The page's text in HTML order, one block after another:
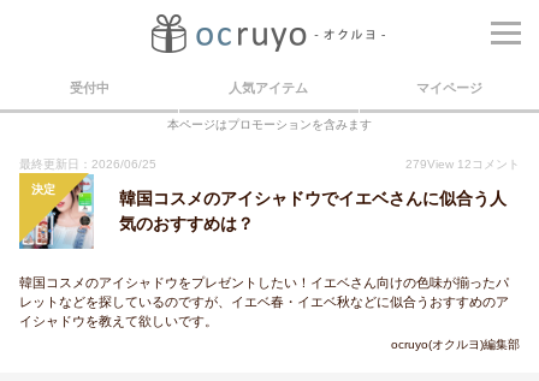
受付中 人気アイテム マイページ
本ページはプロモーションを含みます
最終更新日：2026/06/25 279View 12 コメント
決定
韓国コスメのアイシャドウでイエベさんに似合う人
気のおすすめは？
韓国コスメのアイシャドウをプレゼントしたい！イエベさん向けの色味が揃ったパ
レットなどを探しているのですが、イエベ春・イエベ秋などに似合うおすすめのア
イシャドウを教えて欲しいです。
ocruyo(オクルヨ)編集部